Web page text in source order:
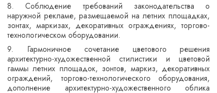
8. Соблюдение требований законодательства о
наружной рекламе, размещаемой на летних площадках,
зонтах, маркизах, декоративных ограждениях, торгово-
технологическом оборудовании.
9. Гармоничное сочетание цветового решения
архитектурно-художественной стилистики и цветовой
гаммы летних площадок, зонтов, маркиз, декоративных
ограждений, торгово-технологического оборудования,
дополнение архитектурно-художественного облика